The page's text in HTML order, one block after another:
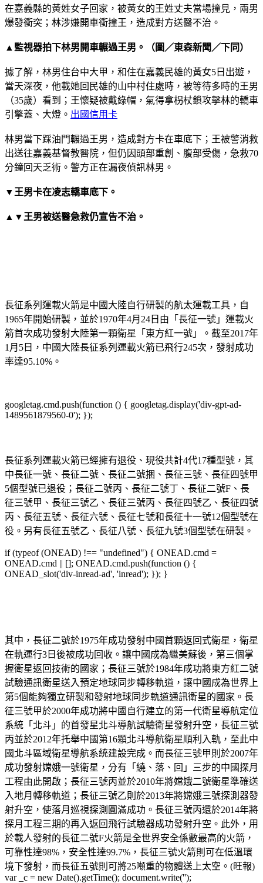
在嘉義縣的黃姓女子回家，被黃女的王姓丈夫當場撞見，兩男
爆發衝突；林涉嫌開車衝撞王，造成對方送醫不治。
▲監視器拍下林男開車輾過王男。（圖／東森新聞／下同）
據了解，林男住台中大甲，和住在嘉義民雄的黃女5日出遊，
當天深夜，他載她回民雄的山中村住處時，被等待多時的王男
（35歲）看到；王懷疑被戴綠帽，氣得拿枴杖鎖攻擊林的轎車
引擎蓋、大燈。 出國信用卡
林男當下踩油門輾過王男，造成對方卡在車底下；王被警消救
出送往嘉義基督教醫院，但仍因頭部重創、腹部受傷，急救70
分鐘回天乏術。警方正在漏夜偵訊林男。
▼王男卡在凌志轎車底下。
▲▼王男被送醫急救仍宣告不治。
長征系列運載火箭是中國大陸自行研製的航太運載工具，自
1965年開始研製，並於1970年4月24日由「長征一號」運載火
箭首次成功發射大陸第一顆衛星「東方紅一號」。截至2017年
1月5日，中國大陸長征系列運載火箭已飛行245次，發射成功
率達95.10%。
googletag.cmd.push(function () { googletag.display('div-gpt-ad-
1489561879560-0'); });
長征系列運載火箭已經擁有退役、現役共計4代17種型號，其
中長征一號、長征二號、長征二號捆、長征三號、長征四號甲
5個型號已退役；長征二號丙、長征二號丁、長征二號F、長
征三號甲、長征三號乙、長征三號丙、長征四號乙、長征四號
丙、長征五號、長征六號、長征七號和長征十一號12個型號在
役。另有長征五號乙、長征八號、長征九號3個型號在研製。
if (typeof (ONEAD) !== "undefined") { ONEAD.cmd =
ONEAD.cmd || []; ONEAD.cmd.push(function () {
ONEAD_slot('div-inread-ad', 'inread'); }); }
其中，長征二號於1975年成功發射中國首顆返回式衛星，衛星
在軌運行3日後被成功回收。讓中國成為繼美蘇後，第三個掌
握衛星返回技術的國家；長征三號於1984年成功將東方紅二號
試驗通訊衛星送入預定地球同步轉移軌道，讓中國成為世界上
第5個能夠獨立研製和發射地球同步軌道通訊衛星的國家。長
征三號甲於2000年成功將中國自行建立的第一代衛星導航定位
系統「北斗」的首發星北斗導航試驗衛星發射升空，長征三號
丙並於2012年托舉中國第16顆北斗導航衛星順利入軌，至此中
國北斗區域衛星導航系統建設完成。而長征三號甲則於2007年
成功發射嫦娥一號衛星，分有「繞、落、回」三步的中國探月
工程由此開啟；長征三號丙並於2010年將嫦娥二號衛星準確送
入地月轉移軌道；長征三號乙則於2013年將嫦娥三號探測器發
射升空，使落月巡視探測圓滿成功。長征三號丙還於2014年將
探月工程三期的再入返回飛行試驗器成功發射升空。此外，用
於載人發射的長征二號F火箭是全世界安全係數最高的火箭，
可靠性達98%，安全性達99.7%，長征三號火箭則可在低溫環
境下發射，而長征五號則可將25噸重的物體送上太空。(旺報)
var _c = new Date().getTime(); document.write('');